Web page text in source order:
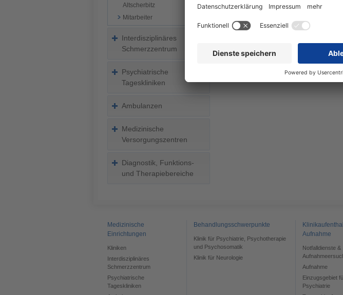
Altscherbitz
Mitarbeiter
Interdisziplinäres
Schmerzzentrum
Psychiatrische
Tageskliniken
Ambulanzen
Medizinische
Versorgungszentren
Diagnostik, Funktions-
und Therapiebereiche
kommunikative Fähigkeiten
Erfolg und Freude beim Sport wirken
Medizinische
Einrichtungen
Kliniken
Interdisziplinäres
Schmerzzentrum
Psychiatrische
Tageskliniken
Behandlungsschwerpunkte
Klinik für Psychiatrie, Psychotherapie
und Psychosomatik
Klinik für Neurologie
Aufnahme
Notfalldienste &
Aufnahme
Einzugsgebiet
Psychiatrie